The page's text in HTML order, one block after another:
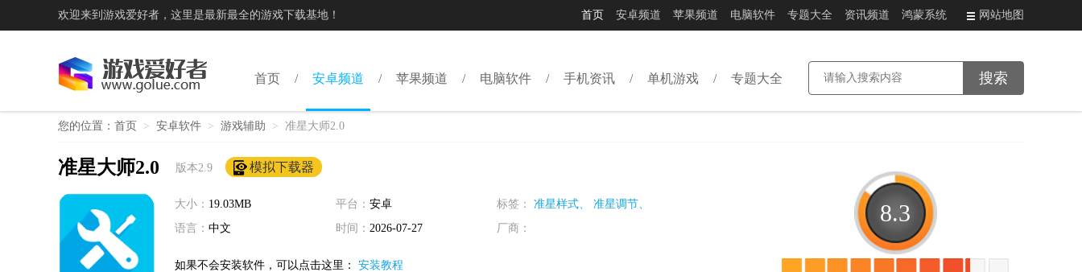
欢迎来到游戏爱好者，这里是最新最全的游戏下载基地！ 首页 安卓频道 苹果频道 电脑软件 专题大全 资讯频道 鸿蒙系统 网站地图
首页 安卓频道 苹果频道 电脑软件 手机资讯 单机游戏 专题大全
您的位置： 首页 > 安卓软件 > 游戏辅助 > 准星大师2.0
准星大师2.0 版本2.9 模拟下载器
大小： 19.03MB 平台： 安卓 标签： 准星样式、
准星调节、
语言： 中文 时间： 2026-07-27 厂商：
如果不会安装软件，可以点击这里： 安装教程
8.3